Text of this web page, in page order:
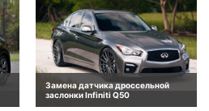
Замена датчика дроссельной
заслонки Infiniti Q50